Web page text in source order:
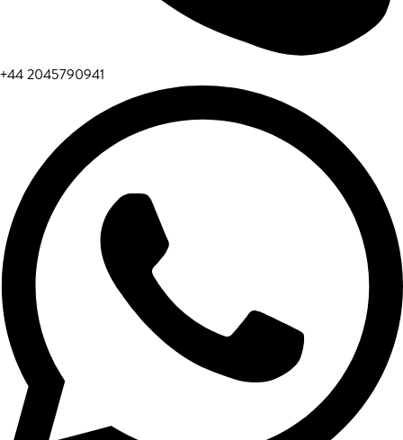
+44 2045790941